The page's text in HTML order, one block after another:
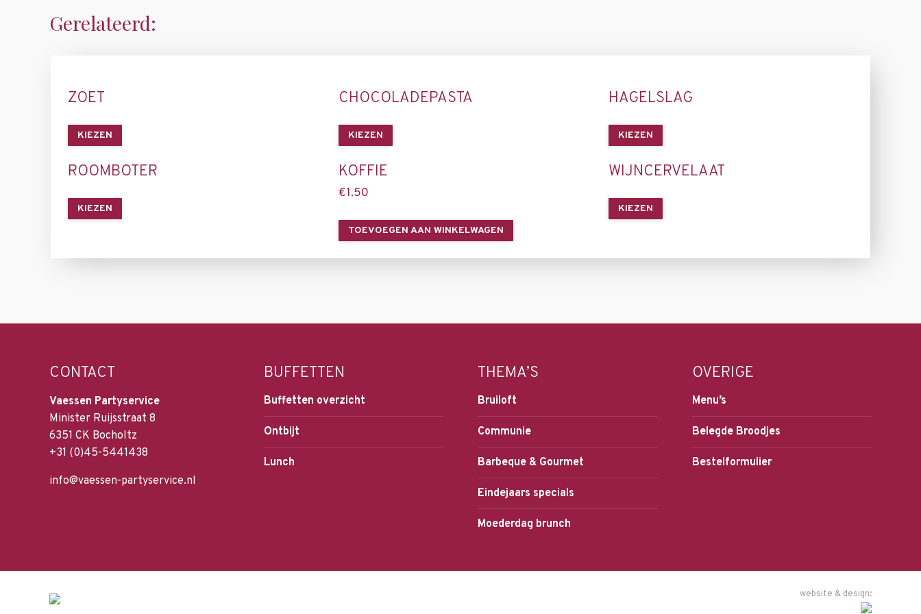
Gerelateerd:
ZOET
KIEZEN
CHOCOLADEPASTA
KIEZEN
HAGELSLAG
KIEZEN
ROOMBOTER
KIEZEN
KOFFIE
€1.50
TOEVOEGEN AAN WINKELWAGEN
WIJNCERVELAAT
KIEZEN
CONTACT
Vaessen Partyservice
Minister Ruijsstraat 8
6351 CK Bocholtz
+31 (0)45-5441438
info@vaessen-partyservice.nl
BUFFETTEN
Buffetten overzicht
Ontbijt
Lunch
THEMA’S
Bruiloft
Communie
Barbeque & Gourmet
Eindejaars specials
Moederdag brunch
OVERIGE
Menu’s
Belegde Broodjes
Bestelformulier
website & design: